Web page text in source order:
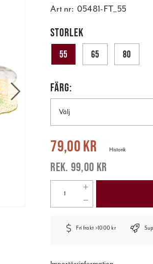
Art nr: 05481-FT_55
STORLEK
55 65 80
FÄRG:
Välj
Nuvarande pris:
79,00 kr
99,00 kr
Historik
Fri frakt >1000 kr